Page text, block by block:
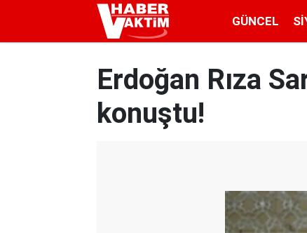
GÜNCEL
Erdoğan Rıza
konuştu!